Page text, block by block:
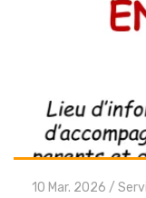
10 Mar. 2026 /